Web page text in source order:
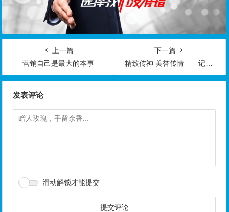
上一篇
营销自己是最大的本事
下一篇
精致传神 美誉传情——记玉石研究者王志华与他的臻工坊
发表评论
滑动解锁才能提交